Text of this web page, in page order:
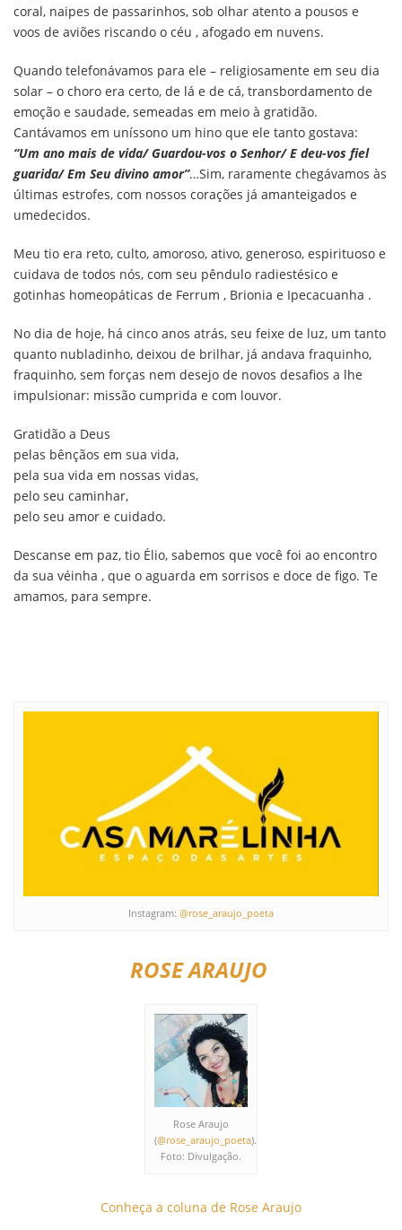
coral, naipes de passarinhos, sob olhar atento a pousos e
voos de aviões riscando o céu , afogado em nuvens.
Quando telefonávamos para ele – religiosamente em seu dia
solar – o choro era certo, de lá e de cá, transbordamento de
emoção e saudade, semeadas em meio à gratidão.
Cantávamos em uníssono um hino que ele tanto gostava:
“Um ano mais de vida/ Guardou-vos o Senhor/ E deu-vos fiel
guarida/ Em Seu divino amor”…Sim, raramente chegávamos às
últimas estrofes, com nossos corações já amanteigados e
umedecidos.
Meu tio era reto, culto, amoroso, ativo, generoso, espirituoso e
cuidava de todos nós, com seu pêndulo radiestésico e
gotinhas homeopáticas de Ferrum , Brionia e Ipecacuanha .
No dia de hoje, há cinco anos atrás, seu feixe de luz, um tanto
quanto nubladinho, deixou de brilhar, já andava fraquinho,
fraquinho, sem forças nem desejo de novos desafios a lhe
impulsionar: missão cumprida e com louvor.
Gratidão a Deus
pelas bênçãos em sua vida,
pela sua vida em nossas vidas,
pelo seu caminhar,
pelo seu amor e cuidado.
Descanse em paz, tio Élio, sabemos que você foi ao encontro
da sua véinha , que o aguarda em sorrisos e doce de figo. Te
amamos, para sempre.
Instagram: @rose_araujo_poeta
ROSE ARAUJO
Rose Araujo
(@rose_araujo_poeta).
Foto: Divulgação.
Conheça a coluna de Rose Araujo